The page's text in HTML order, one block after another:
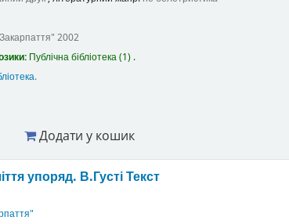
2002
Публічна бібліотека(1) .
.
Додати у кошик
упоряд. В.ГустіТекст